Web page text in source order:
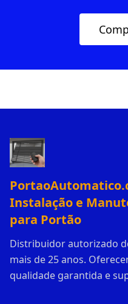
Instalação e
para Portão
Distribuidor autorizado
mais de 25 anos.
qualidade garantida e